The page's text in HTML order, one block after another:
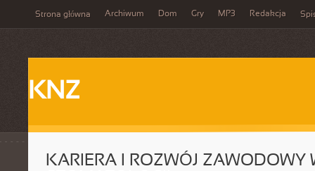
Strona główna Archiwum Dom Gry MP3 Redakcja
KNZ
KARIERA I ROZWÓJ ZAWODOWY